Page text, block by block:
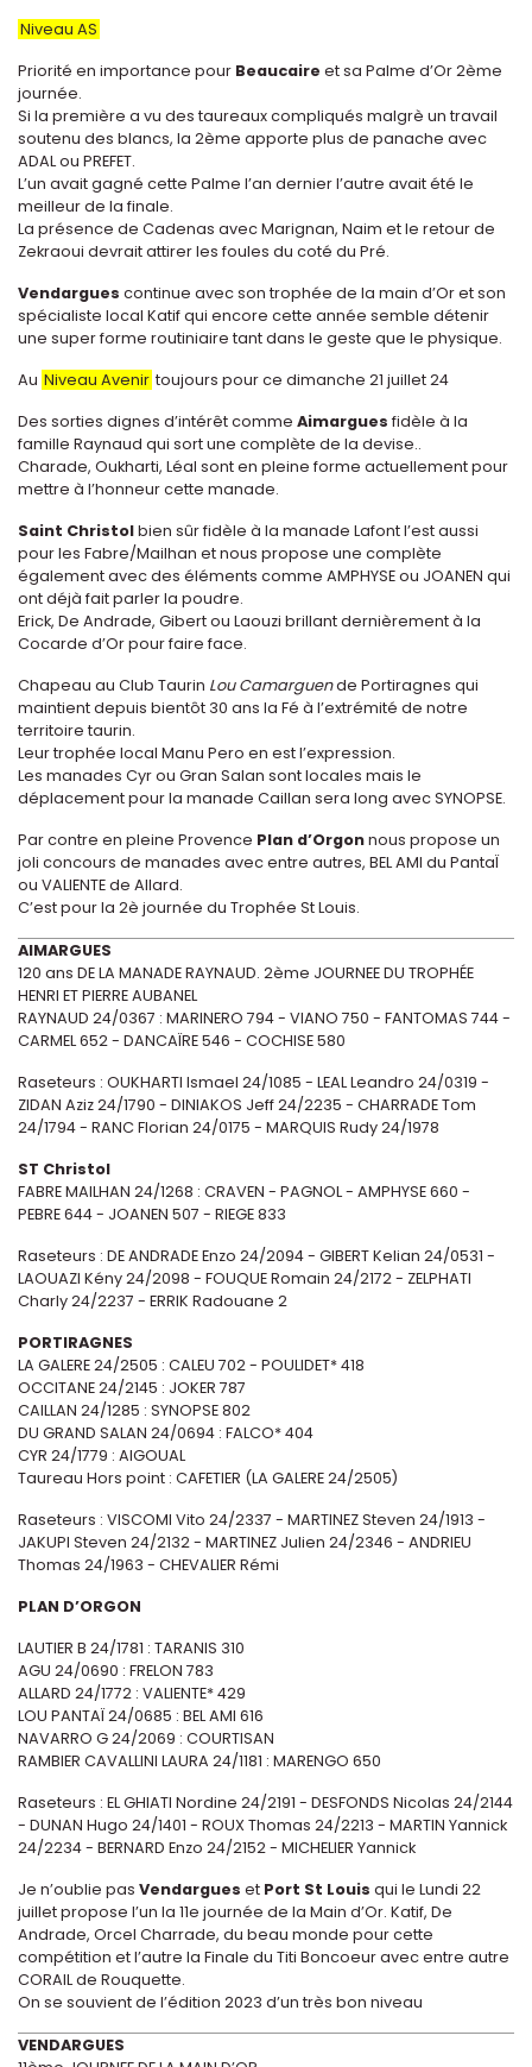
Niveau AS
Priorité en importance pour Beaucaire et sa Palme d’Or 2ème
journée.
Si la première a vu des taureaux compliqués malgrè un travail
soutenu des blancs, la 2ème apporte plus de panache avec
ADAL ou PREFET.
L’un avait gagné cette Palme l’an dernier l’autre avait été le
meilleur de la finale.
La présence de Cadenas avec Marignan, Naim et le retour de
Zekraoui devrait attirer les foules du coté du Pré.
Vendargues continue avec son trophée de la main d’Or et son
spécialiste local Katif qui encore cette année semble détenir
une super forme routiniaire tant dans le geste que le physique.
Au Niveau Avenir toujours pour ce dimanche 21 juillet 24
Des sorties dignes d’intérêt comme Aimargues fidèle à la
famille Raynaud qui sort une complète de la devise..
Charade, Oukharti, Léal sont en pleine forme actuellement pour
mettre à l’honneur cette manade.
Saint Christolbien sûr fidèle à la manade Lafont l’est aussi
pour les Fabre/Mailhan et nous propose une complète
également avec des éléments comme AMPHYSE ou JOANEN qui
ont déjà fait parler la poudre.
Erick, De Andrade, Gibert ou Laouzi brillant dernièrement à la
Cocarde d’Or pour faire face.
Chapeau au Club Taurin Lou Camarguende Portiragnes qui
maintient depuis bientôt 30 ans la Fé à l’extrémité de notre
territoire taurin.
Leur trophée local Manu Pero en est l’expression.
Les manades Cyr ou Gran Salan sont locales mais le
déplacement pour la manade Caillan sera long avec SYNOPSE.
Par contre en pleine Provence Plan d’Orgonnous propose un
joli concours de manades avec entre autres, BEL AMI du PantaÏ
ou VALIENTE de Allard.
C’est pour la 2è journée du Trophée St Louis.
AIMARGUES
120 ans DE LA MANADE RAYNAUD. 2ème JOURNEE DU TROPHÉE
HENRI ET PIERRE AUBANEL
RAYNAUD 24/0367 : MARINERO 794 - VIANO 750 - FANTOMAS 744 -
CARMEL 652 - DANCAÏRE 546 - COCHISE 580
Raseteurs : OUKHARTI Ismael 24/1085 - LEAL Leandro 24/0319 -
ZIDAN Aziz 24/1790 - DINIAKOS Jeff 24/2235 - CHARRADE Tom
24/1794 - RANC Florian 24/0175 - MARQUIS Rudy 24/1978
ST Christol
FABRE MAILHAN 24/1268 : CRAVEN - PAGNOL - AMPHYSE 660 -
PEBRE 644 - JOANEN 507 - RIEGE 833
Raseteurs : DE ANDRADE Enzo 24/2094 - GIBERT Kelian 24/0531 -
LAOUAZI Kény 24/2098 - FOUQUE Romain 24/2172 - ZELPHATI
Charly 24/2237 - ERRIK Radouane 2
PORTIRAGNES
LA GALERE 24/2505 : CALEU 702 - POULIDET* 418
OCCITANE 24/2145 : JOKER 787
CAILLAN 24/1285 : SYNOPSE 802
DU GRAND SALAN 24/0694 : FALCO* 404
CYR 24/1779 : AIGOUAL
Taureau Hors point : CAFETIER (LA GALERE 24/2505)
Raseteurs : VISCOMI Vito 24/2337 - MARTINEZ Steven 24/1913 -
JAKUPI Steven 24/2132 - MARTINEZ Julien 24/2346 - ANDRIEU
Thomas 24/1963 - CHEVALIER Rémi
PLAN D’ORGON
LAUTIER B 24/1781 : TARANIS 310
AGU 24/0690 : FRELON 783
ALLARD 24/1772 : VALIENTE* 429
LOU PANTAÏ 24/0685 : BEL AMI 616
NAVARRO G 24/2069 : COURTISAN
RAMBIER CAVALLINI LAURA 24/1181 : MARENGO 650
Raseteurs : EL GHIATI Nordine 24/2191 - DESFONDS Nicolas 24/2144
- DUNAN Hugo 24/1401 - ROUX Thomas 24/2213 - MARTIN Yannick
24/2234 - BERNARD Enzo 24/2152 - MICHELIER Yannick
Je n’oublie pas Vendargues et Port St Louis qui le Lundi 22
juillet propose l’un la 11e journée de la Main d’Or. Katif, De
Andrade, Orcel Charrade, du beau monde pour cette
compétition et l’autre la Finale du Titi Boncoeur avec entre autre
CORAIL de Rouquette.
On se souvient de l’édition 2023 d’un très bon niveau
VENDARGUES